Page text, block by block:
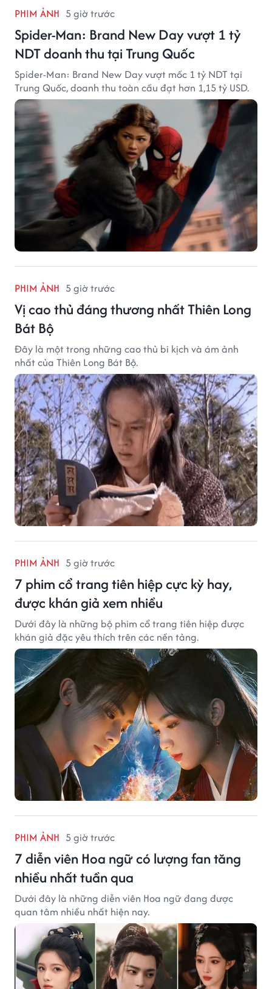
PHIM ẢNH 5 giờ trước
Spider-Man: Brand New Day vượt 1 tỷ
NDT doanh thu tại Trung Quốc
Spider-Man: Brand New Day vượt mốc 1 tỷ NDT tại
Trung Quốc, doanh thu toàn cầu đạt hơn 1,15 tỷ USD.
PHIM ẢNH 5 giờ trước
Vị cao thủ đáng thương nhất Thiên Long
Bát Bộ
Đây là một trong những cao thủ bi kịch và ám ảnh
nhất của Thiên Long Bát Bộ.
PHIM ẢNH 5 giờ trước
7 phim cổ trang tiên hiệp cực kỳ hay,
được khán giả xem nhiều
Dưới đây là những bộ phim cổ trang tiên hiệp được
khán giả đặc yêu thích trên các nền tảng.
PHIM ẢNH 5 giờ trước
7 diễn viên Hoa ngữ có lượng fan tăng
nhiều nhất tuần qua
Dưới đây là những diễn viên Hoa ngữ đang được
quan tâm nhiều nhất hiện nay.